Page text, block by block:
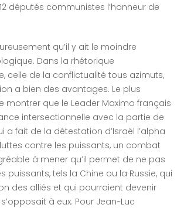
députés communistes l’honneur de
qu’il y ait le moindre
Dans la rhétorique
celle de la conflictualité tous azimuts,
a bien des avantages. Le plus
montrer que le Leader Maximo français
intersectionnelle avec la partie de
a fait de la détestation d’Israël l’alpha
contre les puissants, un combat
à mener qu’il permet de ne pas
puissants, tels la Chine ou la Russie, qui
des alliés et qui pourraient devenir
à eux. Pour Jean-Luc